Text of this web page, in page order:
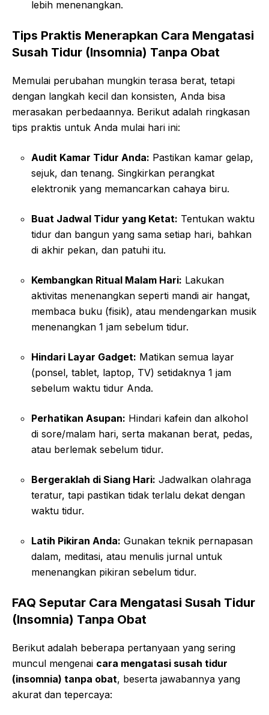
lebih menenangkan.
Tips Praktis Menerapkan Cara Mengatasi
Susah Tidur (Insomnia) Tanpa Obat
Memulai perubahan mungkin terasa berat, tetapi
dengan langkah kecil dan konsisten, Anda bisa
merasakan perbedaannya. Berikut adalah ringkasan
tips praktis untuk Anda mulai hari ini:
Audit Kamar Tidur Anda: Pastikan kamar gelap,
sejuk, dan tenang. Singkirkan perangkat
elektronik yang memancarkan cahaya biru.
Buat Jadwal Tidur yang Ketat: Tentukan waktu
tidur dan bangun yang sama setiap hari, bahkan
di akhir pekan, dan patuhi itu.
Kembangkan Ritual Malam Hari: Lakukan
aktivitas menenangkan seperti mandi air hangat,
membaca buku (fisik), atau mendengarkan musik
menenangkan 1 jam sebelum tidur.
Hindari Layar Gadget: Matikan semua layar
(ponsel, tablet, laptop, TV) setidaknya 1 jam
sebelum waktu tidur Anda.
Perhatikan Asupan: Hindari kafein dan alkohol
di sore/malam hari, serta makanan berat, pedas,
atau berlemak sebelum tidur.
Bergeraklah di Siang Hari: Jadwalkan olahraga
teratur, tapi pastikan tidak terlalu dekat dengan
waktu tidur.
Latih Pikiran Anda: Gunakan teknik pernapasan
dalam, meditasi, atau menulis jurnal untuk
menenangkan pikiran sebelum tidur.
FAQ Seputar Cara Mengatasi Susah Tidur
(Insomnia) Tanpa Obat
Berikut adalah beberapa pertanyaan yang sering
muncul mengenai cara mengatasi susah tidur
(insomnia) tanpa obat, beserta jawabannya yang
akurat dan tepercaya: